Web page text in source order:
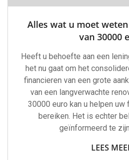
Alles wat u moet
van 30000
Heeft u behoefte aan een
het nu gaat om het
financieren van een grote
van een langverwachte
30000 euro kan u helpen uw
bereiken. Het is echter
geïnformeerd te
LEES